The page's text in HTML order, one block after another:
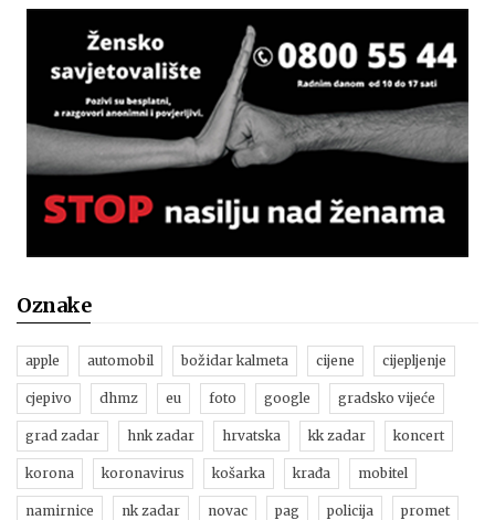
Oznake
apple automobil božidar kalmeta cijene cijepljenje
cjepivo dhmz eu foto google gradsko vijeće
grad zadar hnk zadar hrvatska kk zadar koncert
korona koronavirus košarka krađa mobitel
namirnice nk zadar novac pag policija promet